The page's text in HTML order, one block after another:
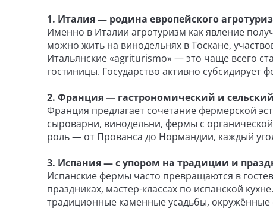
1. Италия — родина европейского
Именно в Италии агротуризм как явление
можно жить на винодельнях в Тоскане,
Итальянские «agriturismo» — это чаще всего
гостиницы. Государство активно субсидирует
2. Франция — гастрономический и
Франция предлагает сочетание фермерской
сыроварни, винодельни, фермы с
роль — от Прованса до Нормандии, каждый
3. Испания — с упором на традиции и
Испанские фермы часто превращаются в
праздниках, мастер-классах по испанской
традиционные каменные усадьбы,